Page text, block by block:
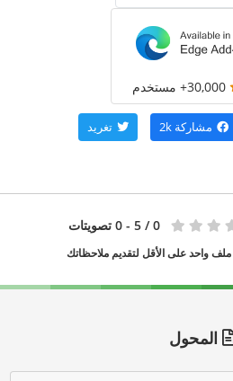
30,000+ مستخدم
مشاركة 2k تغريد
0 / 5 - 0 تصويتات
واحد على الأقل لتقديم ملاحظاتك
المحول